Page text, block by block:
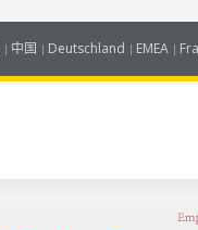
中国 Deutschland EMEA